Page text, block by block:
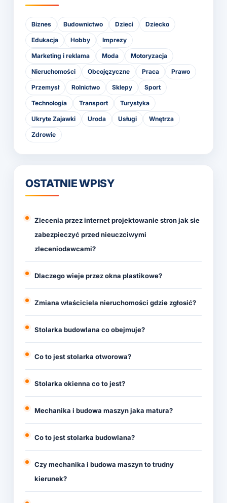
Biznes Budownictwo Dzieci Dziecko
Edukacja Hobby Imprezy
Marketing i reklama Moda Motoryzacja
Nieruchomości Obcojęzyczne Praca Prawo
Przemysł Rolnictwo Sklepy Sport
Technologia Transport Turystyka
Ukryte Zajawki Uroda Usługi Wnętrza
Zdrowie
OSTATNIE WPISY
Zlecenia przez internet projektowanie stron jak sie
zabezpieczyć przed nieuczciwymi
zleceniodawcami?
Dlaczego wieje przez okna plastikowe?
Zmiana właściciela nieruchomości gdzie zgłosić?
Stolarka budowlana co obejmuje?
Co to jest stolarka otworowa?
Stolarka okienna co to jest?
Mechanika i budowa maszyn jaka matura?
Co to jest stolarka budowlana?
Czy mechanika i budowa maszyn to trudny
kierunek?